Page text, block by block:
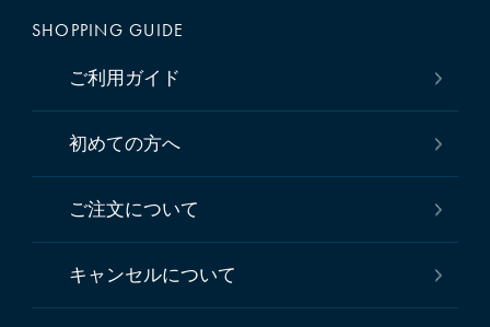
SHOPPING GUIDE
ご利用ガイド
初めての方へ
ご注文について
キャンセルについて